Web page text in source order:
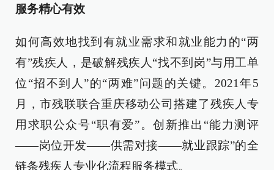
服务精心有效
如何高效地找到有就业需求和就业能力的“两
有”残疾人，是破解残疾人“找不到岗”与用工单
位“招不到人”的“两难”问题的关键。2021年5
月，市残联联合重庆移动公司搭建了残疾人专
用求职公众号“职有爱”。创新推出“能力测评
——岗位开发——供需对接——就业跟踪”的全
链条残疾人专业化流程服务模式。